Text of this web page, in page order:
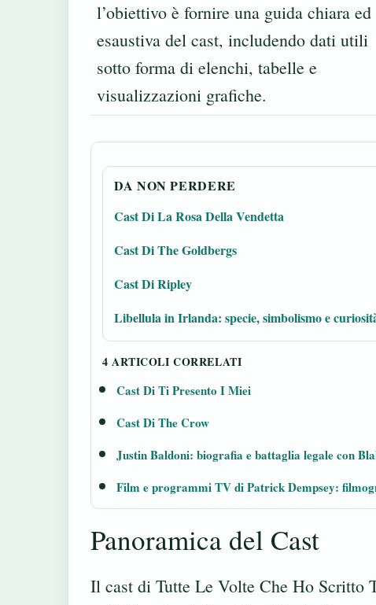
l’obiettivo è fornire una guida chiara ed
esaustiva del cast, includendo dati utili
sotto forma di elenchi, tabelle e
visualizzazioni grafiche.
DA NON PERDERE
Cast Di La Rosa Della Vendetta
Cast Di The Goldbergs
Cast Di Ripley
Libellula in Irlanda: specie, simbolismo e
4 ARTICOLI CORRELATI
Cast Di Ti Presento I Miei
Cast Di The Crow
Justin Baldoni: biografia e battaglia legale con
Film e programmi TV di Patrick Dempsey:
Panoramica del Cast
Il cast di Tutte Le Volte Che Ho Scritto